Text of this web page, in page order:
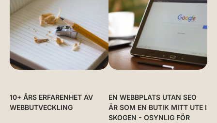
10+ ÅRS ERFARENHET AV
WEBBUTVECKLING
EN WEBBPLATS UTAN SEO
ÄR SOM EN BUTIK MITT UTE I
SKOGEN - OSYNLIG FÖR